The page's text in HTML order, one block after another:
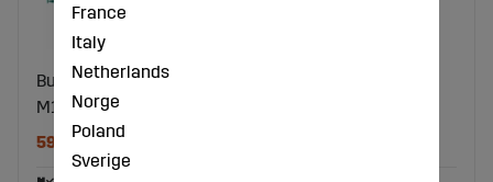
Bult För Slåtterkniv
M10x32
59 kr
France
Italy
Netherlands
Norge
Poland
Sverige